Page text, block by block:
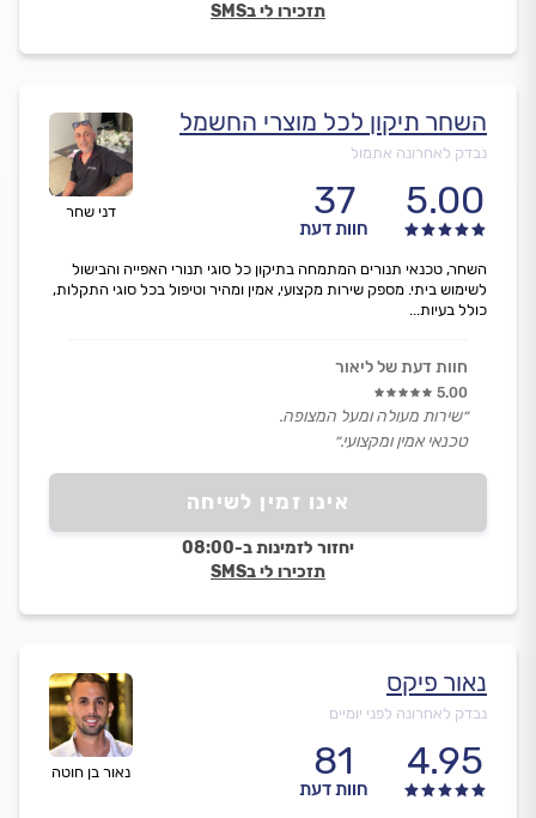
תזכירו לי בSMS
דני שחר
השחר תיקון לכל מוצרי החשמל
נבדק לאחרונה אתמול
5.00
37
חוות דעת
אינו זמין לשיחה
יחזור לזמינות ב-08:00
תזכירו לי בSMS
השחר, טכנאי תנורים המתמחה בתיקון כל סוגי תנורי האפייה והבישול
לשימוש ביתי. מספק שירות מקצועי, אמין ומהיר וטיפול בכל סוגי התקלות,
כולל בעיות...
חוות דעת של ליאור
5.00
״שירות מעולה ומעל המצופה.
טכנאי אמין ומקצועי.״
נאור בן חוטה
נאור פיקס
נבדק לאחרונה לפני יומיים
4.95
81
חוות דעת